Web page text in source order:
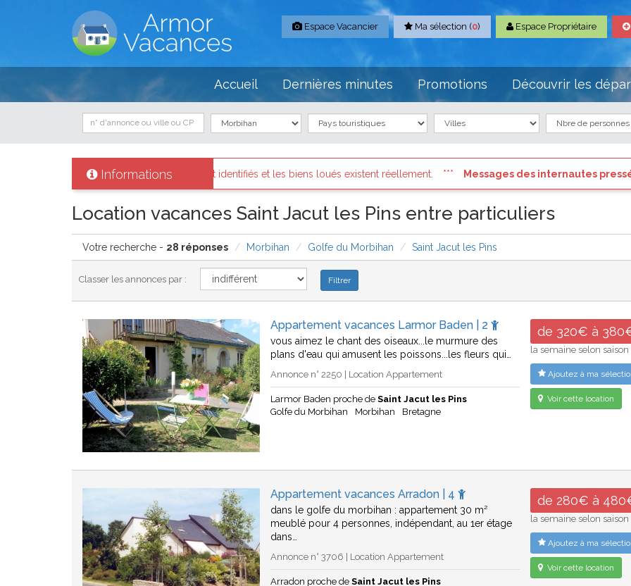
Espace Vacancier Ma sélection (0) Espace Propriétaire
Accueil Dernières minutes Promotions Découvrir les
Informations
sont identifiés et les biens loués existent réellement. Messages des internautes pressés: Connectez vous à votre compte
Location vacances Saint Jacut les Pins entre particuliers
Votre recherche - 28 réponses Morbihan Golfe du Morbihan Saint Jacut les Pins
Classer les annonces par :
Appartement vacances Larmor Baden | 2
vous aimez le chant des oiseaux...le murmure des
plans d'eau qui amusent les poissons...les fleurs qui…
Annonce n° 2250 | Location Appartement
Larmor Baden proche deSaint Jacut les Pins
Golfe du Morbihan
Morbihan Bretagne
de 320€ à
la semaine selon saison
Ajoutez à ma
Voir cette location
Appartement vacances Arradon | 4
dans le golfe du morbihan : appartement 30 m²
meublé pour 4 personnes, indépendant, au 1er étage
dans…
Annonce n° 3706 | Location Appartement
Arradon proche deSaint Jacut les Pins
de 280€ à
la semaine selon saison
Ajoutez à ma
Voir cette location